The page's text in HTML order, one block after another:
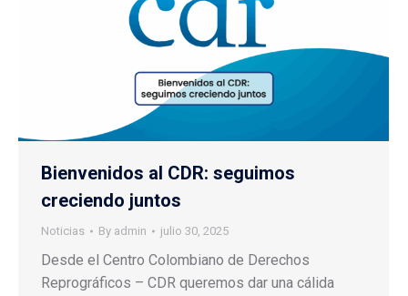
Bienvenidos al CDR: seguimos
creciendo juntos
Noticias By admin julio 30, 2025
Desde el Centro Colombiano de Derechos
Reprográficos – CDR queremos dar una cálida